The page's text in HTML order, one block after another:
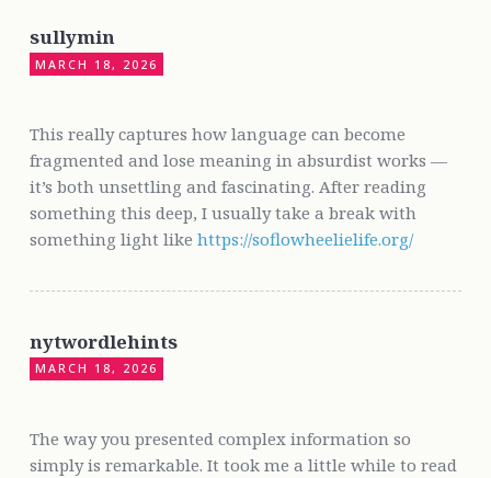
sullymin
MARCH 18, 2026
This really captures how language can become
fragmented and lose meaning in absurdist works —
it’s both unsettling and fascinating. After reading
something this deep, I usually take a break with
something light like https://soflowheelielife.org/
nytwordlehints
MARCH 18, 2026
The way you presented complex information so
simply is remarkable. It took me a little while to read